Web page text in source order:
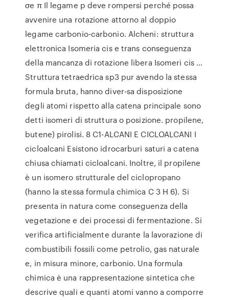
σe π Il legame p deve rompersi perché possa
avvenire una rotazione attorno al doppio
legame carbonio-carbonio. Alcheni: struttura
elettronica Isomeria cis e trans conseguenza
della mancanza di rotazione libera Isomeri cis …
Struttura tetraedrica sp3 pur avendo la stessa
formula bruta, hanno diver-sa disposizione
degli atomi rispetto alla catena principale sono
detti isomeri di struttura o posizione. propilene,
butene) pirolisi. 8 C1-ALCANI E CICLOALCANI I
cicloalcani Esistono idrocarburi saturi a catena
chiusa chiamati cicloalcani. Inoltre, il propilene
è un isomero strutturale del ciclopropano
(hanno la stessa formula chimica C 3 H 6). Si
presenta in natura come conseguenza della
vegetazione e dei processi di fermentazione. Si
verifica artificialmente durante la lavorazione di
combustibili fossili come petrolio, gas naturale
e, in misura minore, carbonio. Una formula
chimica è una rappresentazione sintetica che
descrive quali e quanti atomi vanno a comporre